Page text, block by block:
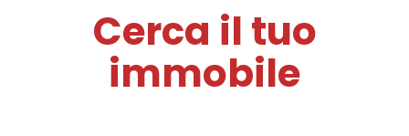
Cerca il tuo
immobile